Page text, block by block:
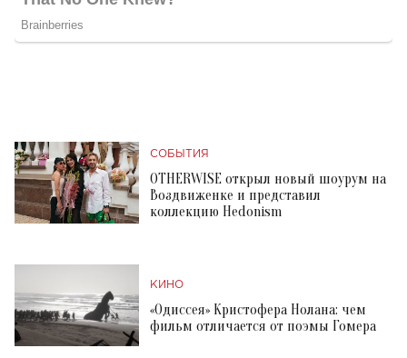
СОБЫТИЯ
OTHERWISE открыл новый шоурум на
Воздвиженке и представил
коллекцию Hedonism
КИНО
«Одиссея» Кристофера Нолана: чем
фильм отличается от поэмы Гомера